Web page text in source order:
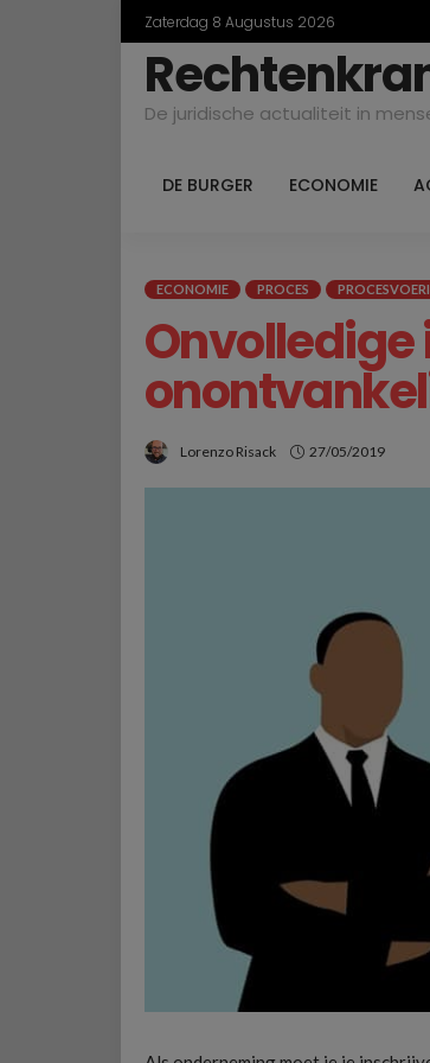
Zaterdag 8 Augustus 2026
De juridische actualiteit in
DE BURGER ECONOMIE
ECONOMIE PROCES
Onvolledige
Lorenzo Risack 27/05/2019